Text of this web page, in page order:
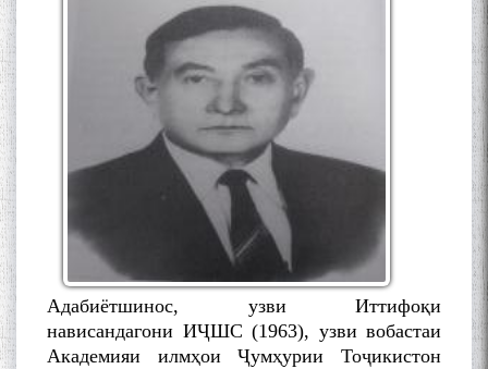
Адабиётшинос, узви Иттифоқи
нависандагони ИҶШС (1963), узви вобастаи
Академияи илмҳои Ҷумҳурии Тоҷикистон